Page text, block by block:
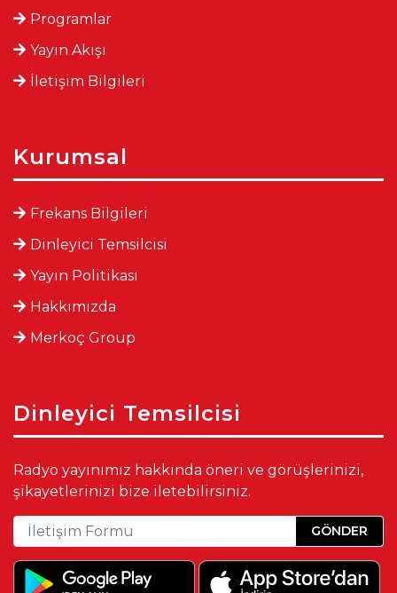
Programlar
Yayın Akışı
İletişim Bilgileri
Kurumsal
Frekans Bilgileri
Dinleyici Temsilcisi
Yayın Politikası
Hakkımızda
Merkoç Group
Dinleyici Temsilcisi
Radyo yayınımız hakkında öneri ve görüşlerinizi,
şikayetlerinizi bize iletebilirsiniz.
GÖNDER